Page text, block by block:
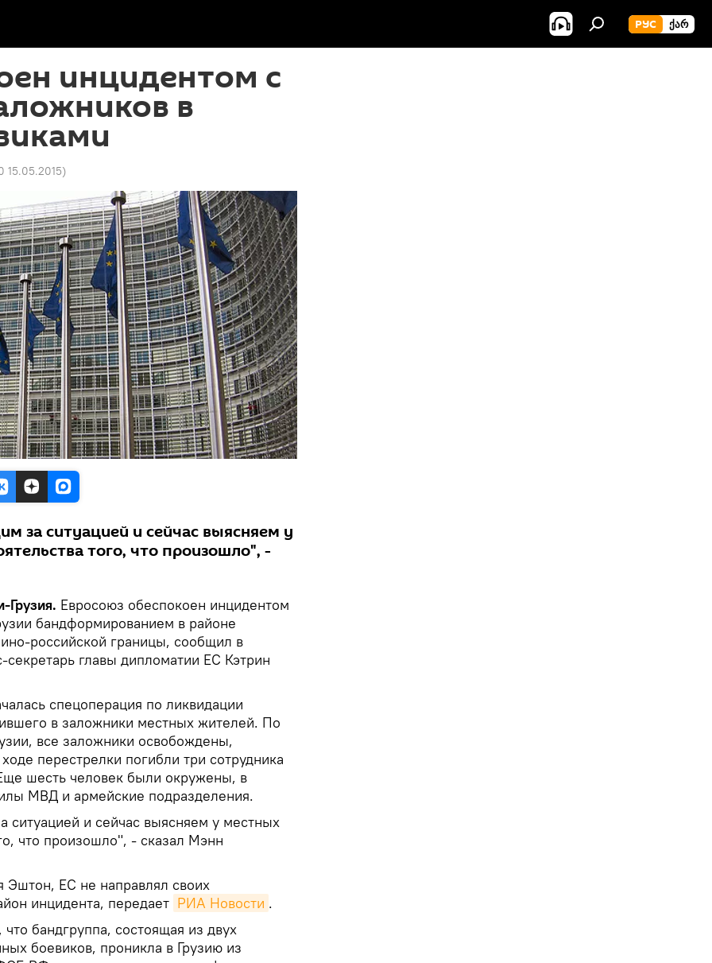
РУС ᲥᲐᲠ
инцидентом с
в
15.05.2015)
за ситуацией и сейчас выясняем у
того, что произошло", -
Евросоюз обеспокоен инцидентом
бандформированием в районе
российской границы, сообщил в
главы дипломатии ЕС Кэтрин
спецоперация по ликвидации
в заложники местных жителей. По
все заложники освобождены,
перестрелки погибли три сотрудника
шесть человек были окружены, в
МВД и армейские подразделения.
ситуацией и сейчас выясняем у местных
что произошло", - сказал Мэнн
Эштон, ЕС не направлял своих
инцидента, передает РИА Новости .
бандгруппа, состоящая из двух
боевиков, проникла в Грузию из